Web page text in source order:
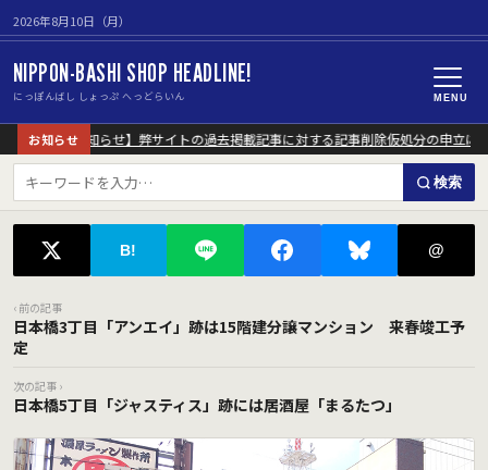
2026年8月10日（月）
NIPPON-BASHI SHOP HEADLINE!
にっぽんばし しょっぷ へっどらいん MENU
お知らせ
【重要なお知らせ】弊サイトの過去掲載記事に対する記事削除仮処分の申立につ
検索
B! @
‹ 前の記事
日本橋3丁目「アンエイ」跡は15階建分譲マンション 来春竣工予
定
次の記事 ›
日本橋5丁目「ジャスティス」跡には居酒屋「まるたつ」